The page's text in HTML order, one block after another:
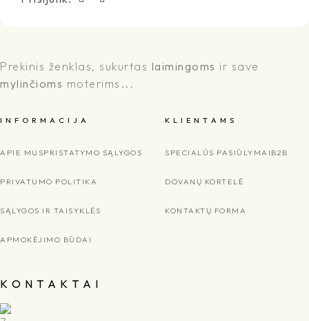
Prekinis ženklas, sukurtas laimingoms ir save
mylinčioms moterims...
I N F O R M A C I J A
APIE MUSPRISTATYMO SĄLYGOS
PRIVATUMO POLITIKA
SĄLYGOS IR TAISYKLĖS
APMOKĖJIMO BŪDAI
K L I E N T A M S
SPECIALŪS PASIŪLYMAI B2B
DOVANŲ KORTELĖ
KONTAKTŲ FORMA
K O N T A K T A I